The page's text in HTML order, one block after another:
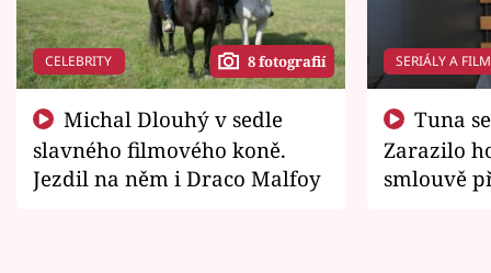
CELEBRITY 8 fotografií
slavného filmového koně.
Jezdil na něm i Draco Malfoy
SERIÁLY A
Zarazilo
smlouvě